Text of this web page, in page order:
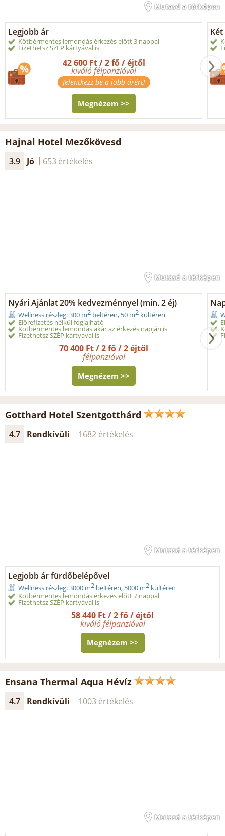
Mutasd a térképen
Legjobb ár
Kötbérmentes lemondás érkezés előtt 3 nappal
Fizethetsz SZÉP kártyával is
42 600 Ft / 2 fő / éjtől
kiváló félpanzióval
Jelentkezz be a jobb árért!
Megnézem >>
Hajnal Hotel Mezőkövesd
3.9 Jó 653 értékelés
Mutasd a térképen
Nyári Ajánlat 20% kedvezménnyel (min. 2 éj)
Wellness részleg: 300 m2 beltéren, 50 m2 kültéren
Előrefizetés nélkül foglalható
Kötbérmentes lemondás akár az érkezés napján is
Fizethetsz SZÉP kártyával is
70 400 Ft / 2 fő / 2 éjtől
félpanzióval
Megnézem >>
Gotthard Hotel Szentgotthárd
4.7 Rendkívüli 1682 értékelés
Mutasd a térképen
Legjobb ár fürdőbelépővel
Wellness részleg: 3000 m2 beltéren, 5000 m2 kültéren
Kötbérmentes lemondás érkezés előtt 7 nappal
Fizethetsz SZÉP kártyával is
58 440 Ft / 2 fő / éjtől
kiváló félpanzióval
Megnézem >>
Ensana Thermal Aqua Hévíz
4.7 Rendkívüli 1003 értékelés
Mutasd a térképen